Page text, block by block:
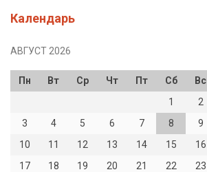
Календарь
АВГУСТ 2026
Пн Вт Ср Чт Пт Сб
Вс
1
2
3
4 5 6 7 8
9
10
11 12 13 14 15
16
17
18 19 20 21 22
23